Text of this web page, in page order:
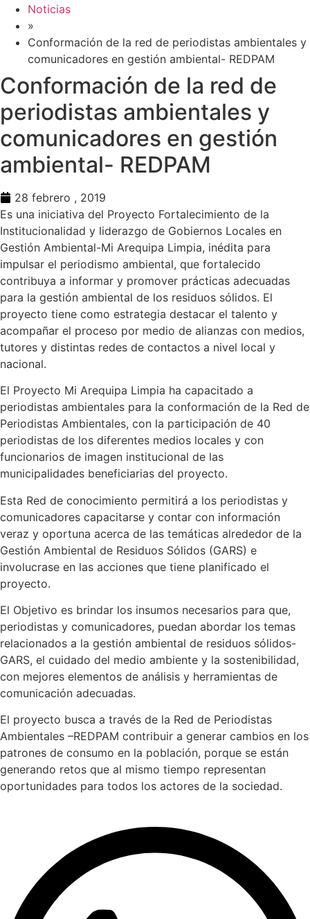
Noticias
»
Conformación de la red de periodistas ambientales y
comunicadores en gestión ambiental- REDPAM
Conformación de la red de
periodistas ambientales y
comunicadores en gestión
ambiental- REDPAM
28 febrero , 2019
Es una iniciativa del Proyecto Fortalecimiento de la
Institucionalidad y liderazgo de Gobiernos Locales en
Gestión Ambiental-Mi Arequipa Limpia, inédita para
impulsar el periodismo ambiental, que fortalecido
contribuya a informar y promover prácticas adecuadas
para la gestión ambiental de los residuos sólidos. El
proyecto tiene como estrategia destacar el talento y
acompañar el proceso por medio de alianzas con medios,
tutores y distintas redes de contactos a nivel local y
nacional.
El Proyecto Mi Arequipa Limpia ha capacitado a
periodistas ambientales para la conformación de la Red de
Periodistas Ambientales, con la participación de 40
periodistas de los diferentes medios locales y con
funcionarios de imagen institucional de las
municipalidades beneficiarias del proyecto.
Esta Red de conocimiento permitirá a los periodistas y
comunicadores capacitarse y contar con información
veraz y oportuna acerca de las temáticas alrededor de la
Gestión Ambiental de Residuos Sólidos (GARS) e
involucrase en las acciones que tiene planificado el
proyecto.
El Objetivo es brindar los insumos necesarios para que,
periodistas y comunicadores, puedan abordar los temas
relacionados a la gestión ambiental de residuos sólidos-
GARS, el cuidado del medio ambiente y la sostenibilidad,
con mejores elementos de análisis y herramientas de
comunicación adecuadas.
El proyecto busca a través de la Red de Periodistas
Ambientales –REDPAM contribuir a generar cambios en los
patrones de consumo en la población, porque se están
generando retos que al mismo tiempo representan
oportunidades para todos los actores de la sociedad.